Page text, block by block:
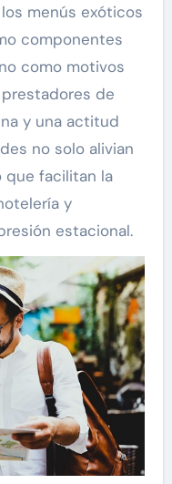
menús exóticos
componentes
como motivos
de
y una actitud
no solo alivian
que facilitan la
y
estacional.